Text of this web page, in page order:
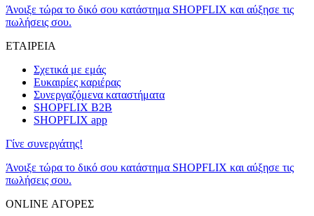
Άνοιξε τώρα το δικό σου κατάστημα SHOPFLIX και αύξησε τις
πωλήσεις σου.
ΕΤΑΙΡΕΙΑ
Σχετικά με εμάς
Ευκαιρίες καριέρας
Συνεργαζόμενα καταστήματα
SHOPFLIX B2B
SHOPFLIX app
Γίνε συνεργάτης!
Άνοιξε τώρα το δικό σου κατάστημα SHOPFLIX και αύξησε τις
πωλήσεις σου.
ONLINE ΑΓΟΡΕΣ